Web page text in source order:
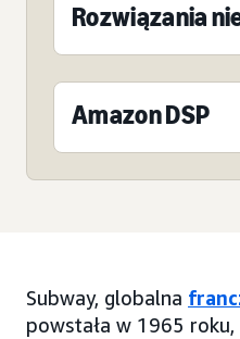
Rozwiązania
Amazon DSP
Subway, globalna
powstała w 1965